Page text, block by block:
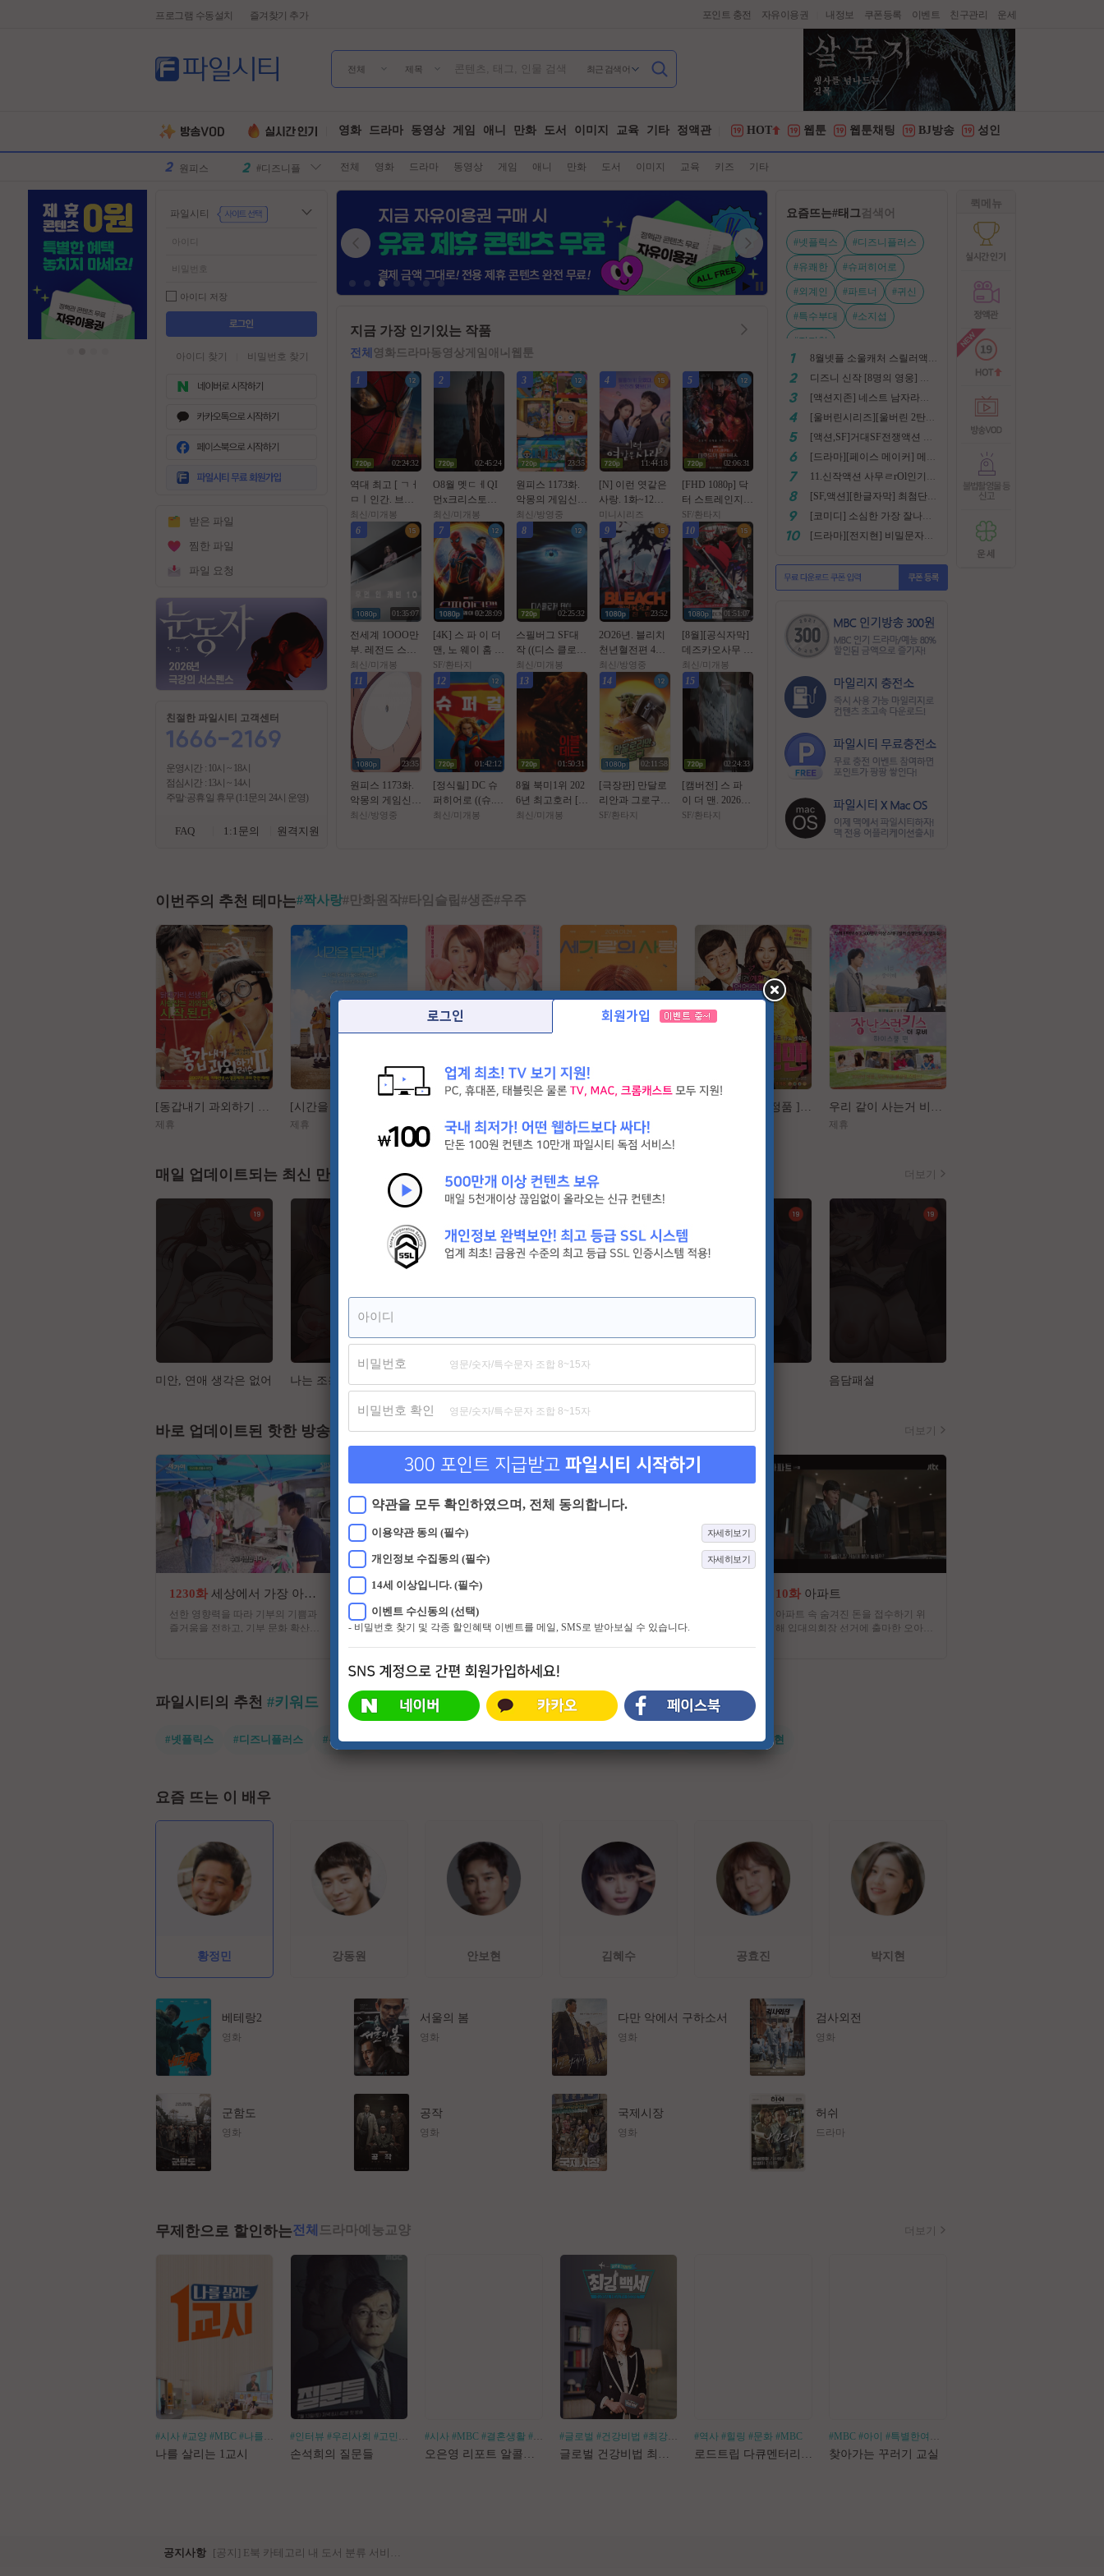
프로그램 수동설치 즐겨찾기 추가 포인트 충전 자유이용권 내정보 쿠폰등록 이벤트 친구관리 운세
퀵메뉴
전체 제목 최근 검색어
영화 드라마 동영상 게임 애니 만화 도서 이미지 교육 기타 정액관 HOT 웹툰 웹툰채팅 BJ방송 성인
러스
스파이더맨 #유쾌한
로
만달로리안 #외계인
동궁
다를입는다
디스클로저
데이
#소지섭
유부녀킬러 #전지현
군체 #넷플릭스
전체 영화 드라마 동영상 게임 애니 만화 도서 이미지 교육 키즈 기타
파일시티
아이디 저장
아이디 찾기 비밀번호 찾기
가
입
받은 파일
찜한 파일
파일 요청
친절한 파일시티 고객센터
운영시간 : 10시 ~ 18시
점심시간 : 13시 ~ 14시
주말·공휴일 휴무 (1:1문의 24시 운영)
FAQ 1:1문의 원격지원
지금 가장 인기있는 작품
전체 영화드라마동영상게임 애니 웹툰
1
02:24:32
역대 최고 [ ㄱㅓ
ㅁㅣ인간. 브랜
뉴데이 ] 톰홀랜
드 - HDTS 1O8O
p. 공식자막
최신/미개봉
2
02:45:24
O8월 멧ㄷㅔQI
먼x크리스토퍼
놀란 < 평점 9.3
액션 대작 > - CA
M. 공식자막
최신/미개봉
3
23:35
원피스 1173화.
악몽의 게임신의
기사단의 음모 -
72Op 공식자막
최신/방영중
4
11:44:18
[N] 이런 엿같은
사랑. 1화~12화.
完 (260807 공개)
정해인, 하영
미니시리즈
5
02:06:31
[FHD 1080p] 닥
터 스트레인지：
대혼돈의 멀티버
스
SF/환타지
6
01:35:07
전세계 1OOO만
부. 레전드 스릴
러 < 우먼인 캐빈
10 >- 1O8Op. 공
식자막
최신/미개봉
7
02:28:09
[4K] 스 파 이 더
맨, 노 웨이 홈 (2
021년 작품)
SF/환타지
8
02:25:32
스필버그 SF대
작 ((디스 클로저
데이)) 1080p 완
벽자막
최신/미개봉
9
23:52
2O26년. 블리치
천년혈전편 4쿨.
화진담 - 3화 - 1
O8Op. 공식자막
최신/방영중
10
01:51:07
[8월][공식자막]
데즈카오사무 극
장판 애니 망국
의공주[ 리본ㅎl
최신/미개봉
11
23:35
원피스 1173화.
악몽의 게임신의
기사단의 음모 -
최신/방영중
12
01:42:12
[정식릴] DC 슈
퍼히어로 ((슈.
퍼.걸)) 1080p 5.1
최신/미개봉
13
01:50:31
8월 북미1위 202
6년 최고호러 [ O
l블ㄷㅓl드번 ] 10
최신/미개봉
14
02:11:58
[극장판] 만달로
리안과 그로구. 2
026 (스타워즈, 1
SF/환타지
15
02:24:33
[캠버전] 스 파
이 더 맨. 2026
(급한 분만 보세
SF/환타지
요즘뜨는#태그검색어
#넷플릭스 #디즈니플러스
#유쾌한 #슈퍼히어로
#외계인 #파트너 #귀신
#특수부대 #소지섭
#전지현
[울버린시리즈][울버린 2탄] 더 울버린 확장판 완벽자막
[SF,액션][한글자막] 최첨단 미래특수부대 초대박 안봄후회함~ 진짜잼있어요 스샷 꼭보세요 1080
이번주의 추천 테마는#짝사랑#만화원작#타임슬립 #생존#우주
제휴 제휴 제휴 제휴 제휴
매일 업데이트되는 최신 만화 더보기
미안, 연애 생각은 없어 음담패설
바로 업데이트된 핫한 방송 더보기
1230화 세상에서 가장 아름다운 여행
선한 영향력을 따라 기부의 기쁨과
즐거움을 전하고, 기부 문화 확산을
4654화기분 좋은 날
화려함 뒤에 숨겨진 스타들의 진솔한
이야기와 이색 명소에서 펼쳐지는 스
함께하는 명강의와 생활에 유익한 다
직접 선택한 연예계 최강 농구팀 ‘라
이글스>의 두 번째 비상이 시작된다.
10화 아파트
아파트 속 숨겨진 돈을 접수하기 위
해 입대의회장 선거에 출마한 오아시
파일시티의 추천 #키워드
#넷플릭스 #디즈니플러스 #유쾌한 #슈퍼히어로 #외계인 #파트너 #귀신 #특수부대 #소지섭 #전지현
요즘 뜨는 이 배우
황정민 강동원 안보현 김혜수 공효진 박지현
베테랑2
영화
서울의 봄
영화
다만 악에서 구하소서
영화
검사외전
영화
군함도
영화
공작
영화
국제시장
영화
허쉬
드라마
무제한으로 할인하는전체 드라마예능 교양 더보기
#시사 #교양 #MBC #나를살리는
나를 살리는 1교시
#인터뷰 #우리사회 #고민거리 #분야별
손석희의 질문들
#시사 #MBC #결혼생활 #알코올중독 #글로벌 #건강비법 #최강백세 #김경화
#역사 #힐링 #문화 #MBC #MBC #아이 #특별한여행
찾아가는 꾸러기 교실
공지사항
[공지] 사이트 내 장기 콘텐츠 정리 작업 진행
로그인 회원가입
아이디
비밀번호
비밀번호 확인
300 포인트 지급받고 파일시티 시작하기
약관을 모두 확인하였으며, 전체 동의합니다.
이용약관 동의 (필수) 자세히보기
개인정보 수집동의 (필수) 자세히보기
14세 이상입니다. (필수)
이벤트 수신동의 (선택)
- 비밀번호 찾기 및 각종 할인혜택 이벤트를 메일, SMS로 받아보실 수 있습니다.